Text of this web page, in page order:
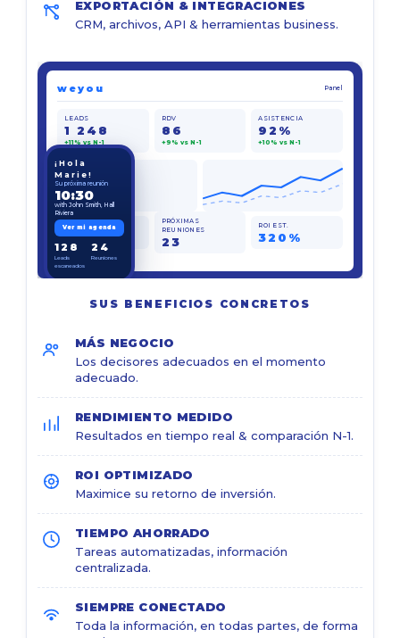
EXPORTACIÓN & INTEGRACIONES
CRM, archivos, API & herramientas business.
weyou Panel
LEADS
1 248
+11% vs N-1
RDV
86
+9% vs N-1
ASISTENCIA
92%
+10% vs N-1
BADGES
128
PRÓXIMAS
REUNIONES
23
ROI EST.
320%
¡Hola
Marie!
Su próxima reunión
10:30
with John Smith, Hall
Riviera
Ver mi agenda
128
Leads
escaneados
24
Reuniones
SUS BENEFICIOS CONCRETOS
MÁS NEGOCIO
Los decisores adecuados en el momento
adecuado.
RENDIMIENTO MEDIDO
Resultados en tiempo real & comparación N-1.
ROI OPTIMIZADO
Maximice su retorno de inversión.
TIEMPO AHORRADO
Tareas automatizadas, información
centralizada.
SIEMPRE CONECTADO
Toda la información, en todas partes, de forma